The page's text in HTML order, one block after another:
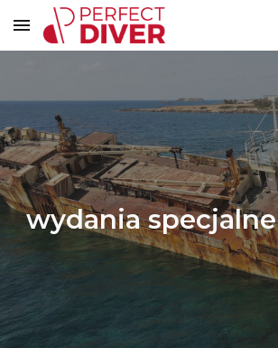
Skip to main content
wydania specjalne